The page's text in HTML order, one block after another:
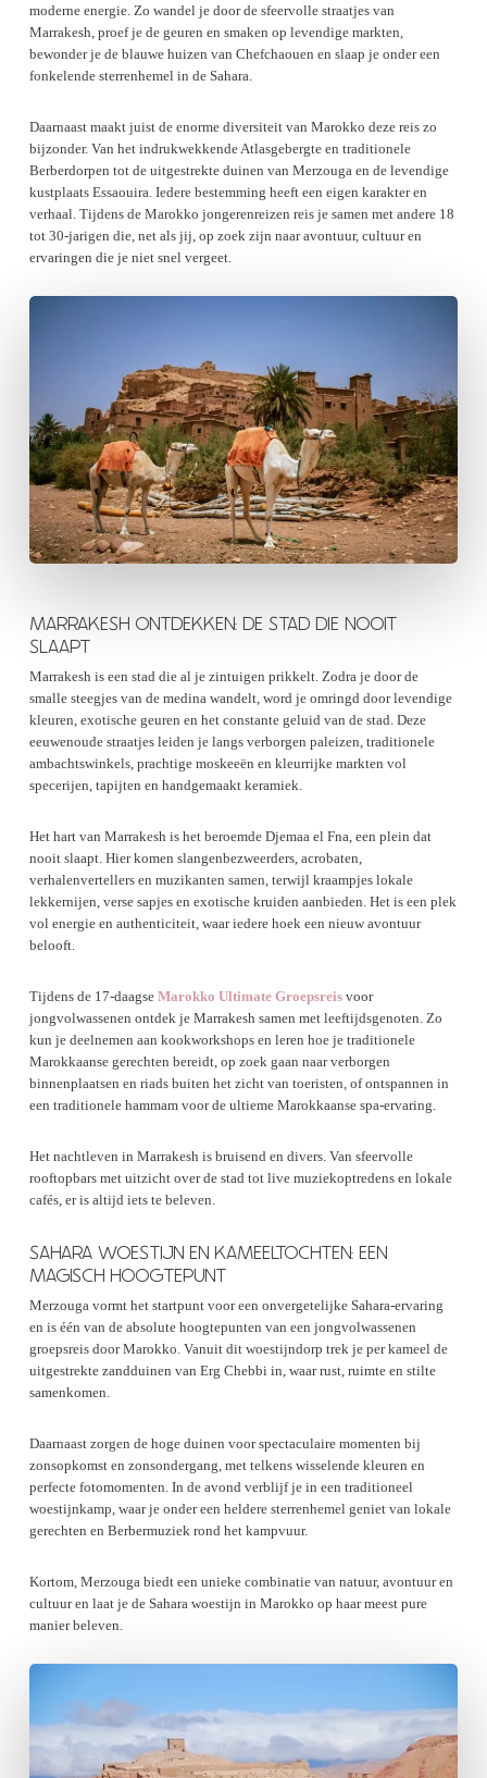
moderne energie. Zo wandel je door de sfeervolle straatjes van
Marrakesh, proef je de geuren en smaken op levendige markten,
bewonder je de blauwe huizen van Chefchaouen en slaap je onder een
fonkelende sterrenhemel in de Sahara.
Daarnaast maakt juist de enorme diversiteit van Marokko deze reis zo
bijzonder. Van het indrukwekkende Atlasgebergte en traditionele
Berberdorpen tot de uitgestrekte duinen van Merzouga en de levendige
kustplaats Essaouira. Iedere bestemming heeft een eigen karakter en
verhaal. Tijdens de Marokko jongerenreizen reis je samen met andere 18
tot 30-jarigen die, net als jij, op zoek zijn naar avontuur, cultuur en
ervaringen die je niet snel vergeet.
MARRAKESH ONTDEKKEN: DE STAD DIE NOOIT
SLAAPT
Marrakesh is een stad die al je zintuigen prikkelt. Zodra je door de
smalle steegjes van de medina wandelt, word je omringd door levendige
kleuren, exotische geuren en het constante geluid van de stad. Deze
eeuwenoude straatjes leiden je langs verborgen paleizen, traditionele
ambachtswinkels, prachtige moskeeën en kleurrijke markten vol
specerijen, tapijten en handgemaakt keramiek.
Het hart van Marrakesh is het beroemde Djemaa el Fna, een plein dat
nooit slaapt. Hier komen slangenbezweerders, acrobaten,
verhalenvertellers en muzikanten samen, terwijl kraampjes lokale
lekkernijen, verse sapjes en exotische kruiden aanbieden. Het is een plek
vol energie en authenticiteit, waar iedere hoek een nieuw avontuur
belooft.
Tijdens de 17-daagse Marokko Ultimate Groepsreisvoor
jongvolwassenen ontdek je Marrakesh samen met leeftijdsgenoten. Zo
kun je deelnemen aan kookworkshops en leren hoe je traditionele
Marokkaanse gerechten bereidt, op zoek gaan naar verborgen
binnenplaatsen en riads buiten het zicht van toeristen, of ontspannen in
een traditionele hammam voor de ultieme Marokkaanse spa-ervaring.
Het nachtleven in Marrakesh is bruisend en divers. Van sfeervolle
rooftopbars met uitzicht over de stad tot live muziekoptredens en lokale
cafés, er is altijd iets te beleven.
SAHARA WOESTIJN EN KAMEELTOCHTEN: EEN
MAGISCH HOOGTEPUNT
Merzouga vormt het startpunt voor een onvergetelijke Sahara-ervaring
en is één van de absolute hoogtepunten van een jongvolwassenen
groepsreis door Marokko. Vanuit dit woestijndorp trek je per kameel de
uitgestrekte zandduinen van Erg Chebbi in, waar rust, ruimte en stilte
samenkomen.
Daarnaast zorgen de hoge duinen voor spectaculaire momenten bij
zonsopkomst en zonsondergang, met telkens wisselende kleuren en
perfecte fotomomenten. In de avond verblijf je in een traditioneel
woestijnkamp, waar je onder een heldere sterrenhemel geniet van lokale
gerechten en Berbermuziek rond het kampvuur.
Kortom, Merzouga biedt een unieke combinatie van natuur, avontuur en
cultuur en laat je de Sahara woestijn in Marokko op haar meest pure
manier beleven.